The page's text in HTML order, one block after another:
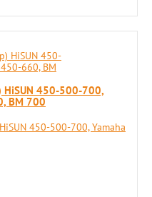
HiSUN 450-500-700,
ВМ 700
450-500-700, Yamaha